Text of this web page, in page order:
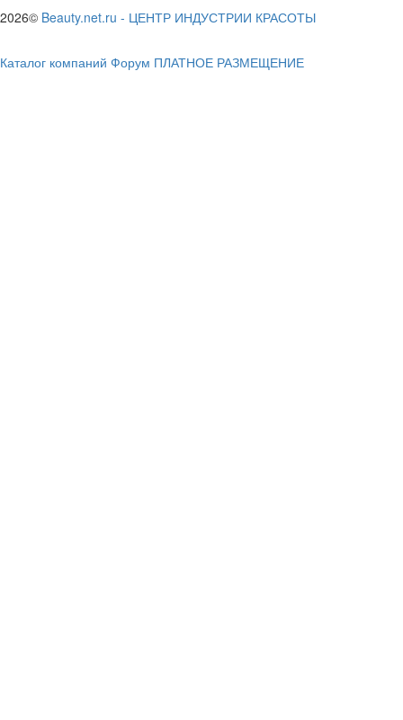
2026© Beauty.net.ru - ЦЕНТР ИНДУСТРИИ КРАСОТЫ
Каталог компаний Форум ПЛАТНОЕ РАЗМЕЩЕНИЕ